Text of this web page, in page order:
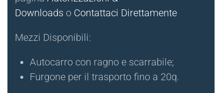
Downloads o Contattaci Direttamente
Mezzi Disponibili:
Autocarro con ragno e scarrabile;
Furgone per il trasporto fino a 20q.